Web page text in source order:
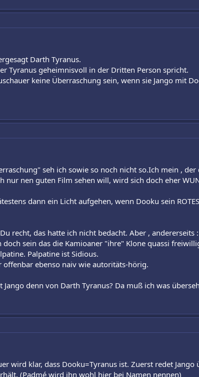
Darth Tyranus.
Tyranus geheimnisvoll in der Dritten Person spricht.
keine Überraschung sein, wenn sie Jango mit
seh ich sowie so noch nicht so.Ich mein ,
nur nen guten Film sehen will, wird sich doch eher
dann ein Licht aufgehen, wenn Dooku sein
Du recht, das hatte ich nicht bedacht. Aber ,
sein das die Kamioaner "ihre" Klone quassi
Palpatine ist Sidious.
offenbar ebenso naiv wie autoritäts-hörig.
denn von Darth Tyranus? Da muß ich was
wird klar, dass Dooku=Tyranus ist. Zuerst redet
(Padmé wird ihn wohl hier bei Namen nennen)